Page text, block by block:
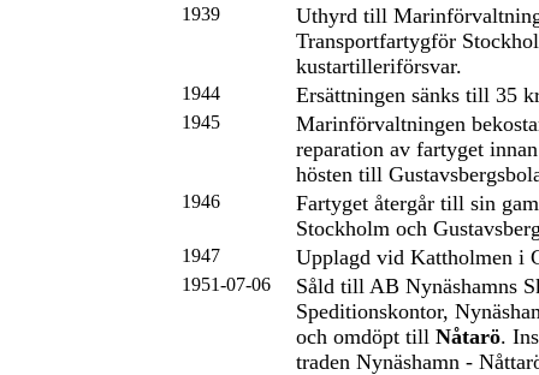
1939
Uthyrd till
Transportfartygför
kustartilleriförsvar.
1944 Ersättningen sänks till 35
1945
Marinförvaltningen
reparation av fartyget
hösten till
1946
Fartyget återgår till sin
Stockholm och
1947 Upplagd vid Kattholmen i
1951-07-06
Såld till AB Nynäshamns
Speditionskontor,
och omdöpt till Nåtarö.
traden Nynäshamn -